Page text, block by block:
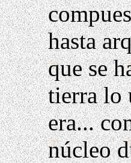
hasta
que se
tierra lo
era...
núcleo